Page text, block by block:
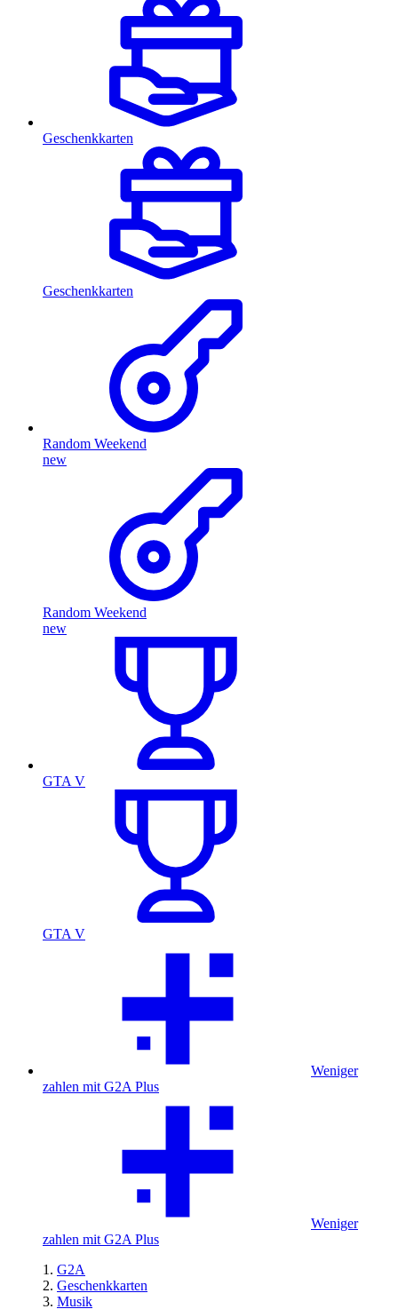
Geschenkkarten
Geschenkkarten
Random Weekend
new
Random Weekend
new
GTA V
GTA V
Weniger
zahlen mit G2A Plus
Weniger
zahlen mit G2A Plus
G2A
Geschenkkarten
Musik